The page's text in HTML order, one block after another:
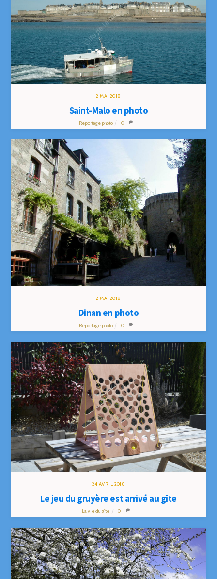
2 MAI 2018
Saint-Malo en photo
Reportage photo 0
2 MAI 2018
Dinan en photo
Reportage photo 0
24 AVRIL 2018
Le jeu du gruyère est arrivé au gîte
La vie du gîte 0